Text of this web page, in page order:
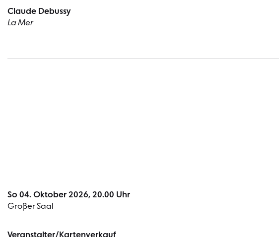
Claude Debussy
La Mer
So 04. Oktober 2026, 20.00 Uhr
Großer Saal